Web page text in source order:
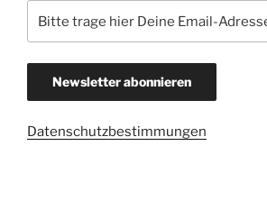
Datenschutzbestimmungen